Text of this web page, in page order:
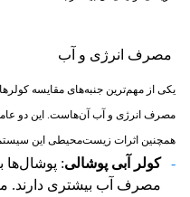
مصرف انرژی و آب
یکی از مهم‌ترین جنبه‌های مقایسه
مصرف انرژی و آب آن‌هاست. این دو
همچنین اثرات زیست‌محیطی این
کولر آبی پوشالی: پوشال‌ها
مصرف آب بیشتری دارند.